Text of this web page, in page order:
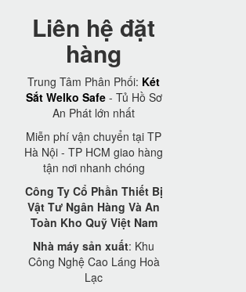
Liên hệ đặt
hàng
Trung Tâm Phân Phối: Két
Sắt Welko Safe- Tủ Hồ Sơ
An Phát lớn nhất
Miễn phí vận chuyển tại TP
Hà Nội - TP HCM giao hàng
tận nơi nhanh chóng
Công Ty Cổ Phần Thiết Bị
Vật Tư Ngân Hàng Và An
Toàn Kho Quỹ Việt Nam
Nhà máy sản xuất: Khu
Công Nghệ Cao Láng Hoà
Lạc